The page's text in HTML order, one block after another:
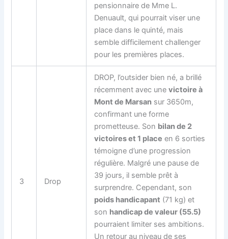
pensionnaire de Mme L.
Denuault, qui pourrait viser une
place dans le quinté, mais
semble difficilement challenger
pour les premières places.
3 Drop
DROP, l’outsider bien né, a brillé
récemment avec unevictoire à
Mont de Marsan sur 3650m,
confirmant une forme
prometteuse. Son bilan de 2
victoires et 1 place en 6 sorties
témoigne d’une progression
régulière. Malgré une pause de
39 jours, il semble prêt à
surprendre. Cependant, son
poids handicapant (71 kg) et
son handicap de valeur (55.5)
pourraient limiter ses ambitions.
Un retour au niveau de ses